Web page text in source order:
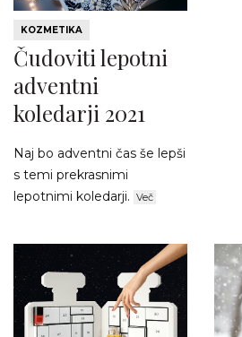
KOZMETIKA
Čudoviti lepotni
adventni
koledarji 2021
Naj bo adventni čas še lepši
s temi prekrasnimi
lepotnimi koledarji. Več